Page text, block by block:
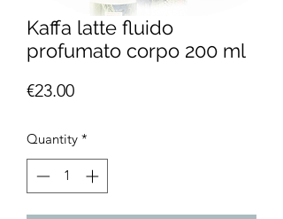
Kaffa latte fluido
profumato corpo 200 ml
€23.00Price
Quantity *